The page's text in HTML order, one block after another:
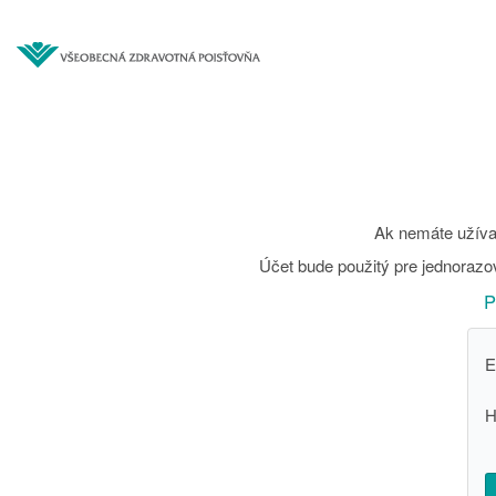
Ak nemáte
Účet bude použitý pre